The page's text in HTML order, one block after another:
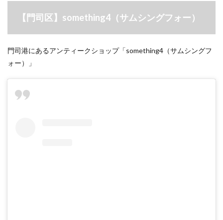
【門司区】something4（サムシングフォー）
門司港にあるアンティークショップ「something4（サムシングフ
ォー）」